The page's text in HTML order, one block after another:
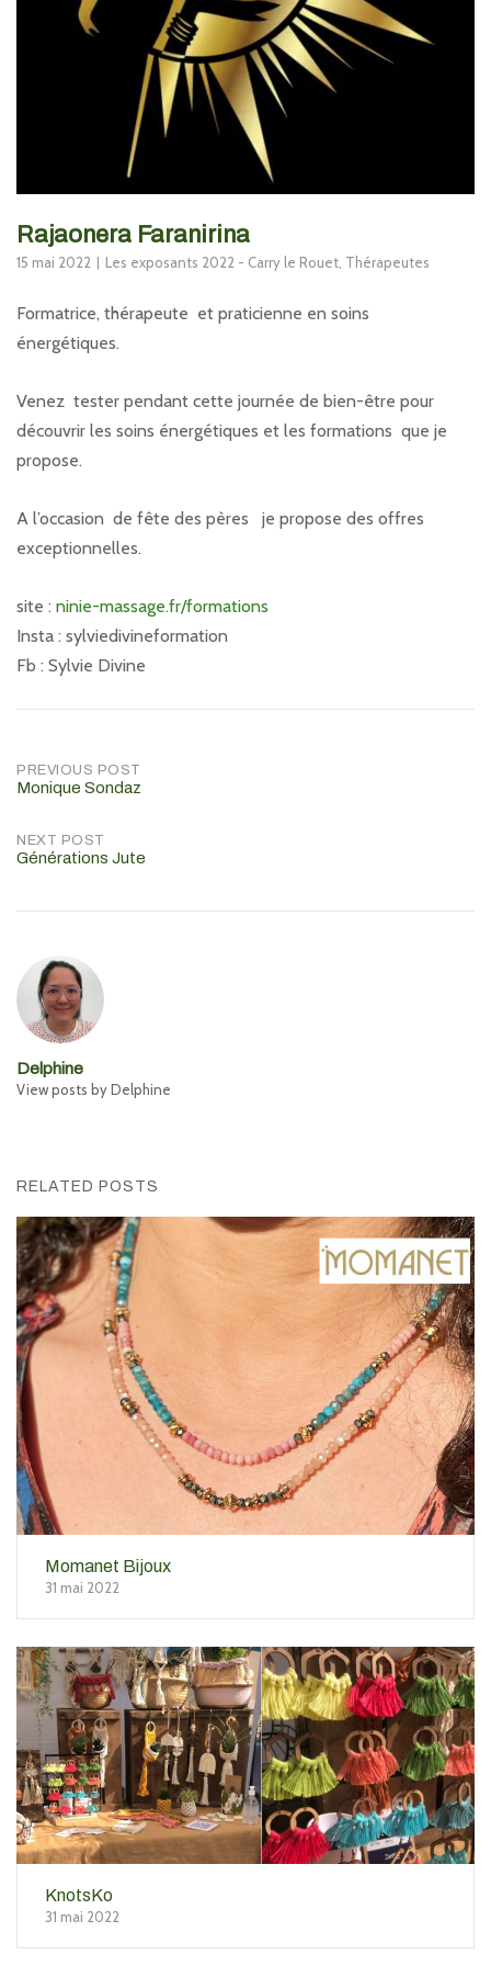
Rajaonera Faranirina
15 mai 2022 Les exposants 2022 - Carry le Rouet Thérapeutes
Formatrice, thérapeute et praticienne en soins
énergétiques.
Venez tester pendant cette journée de bien-être pour
découvrir les soins énergétiques et les formations que je
propose.
A l’occasion de fête des pères je propose des offres
exceptionnelles.
site : ninie-massage.fr/formations
Insta : sylviedivineformation
Fb : Sylvie Divine
Post
PREVIOUS POST
Monique Sondaz
NEXT POST
Générations Jute
Delphine
View posts by Delphine
RELATED POSTS
Momanet Bijoux
31 mai 2022
KnotsKo
31 mai 2022